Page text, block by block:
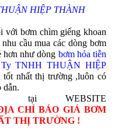
HIỆP THÀNH
với bơm chìm giếng khoan
cầu mua các dòng bơm
hơn như dòng bơm hỏa tiễn
Ty TNHH THUẬN HIỆP
nhất thị trường ,luôn có
dẫn.
WEBSITE
CHỈ BÁO GIÁ BƠM
THỊ TRƯỜNG !